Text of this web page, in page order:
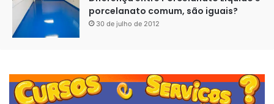
porcelanato comum, são iguais?
30 de julho de 2012